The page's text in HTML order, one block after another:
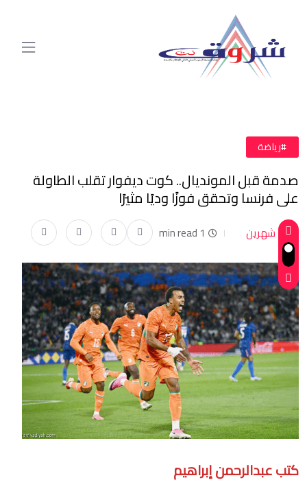
#رياضة
صدمة قبل المونديال.. كوت ديفوار تقلب الطاولة
على فرنسا وتحقق فوزًا وديًا مثيرًا
شهرين 1 min read
كتب عبدالرحمن إبراهيم